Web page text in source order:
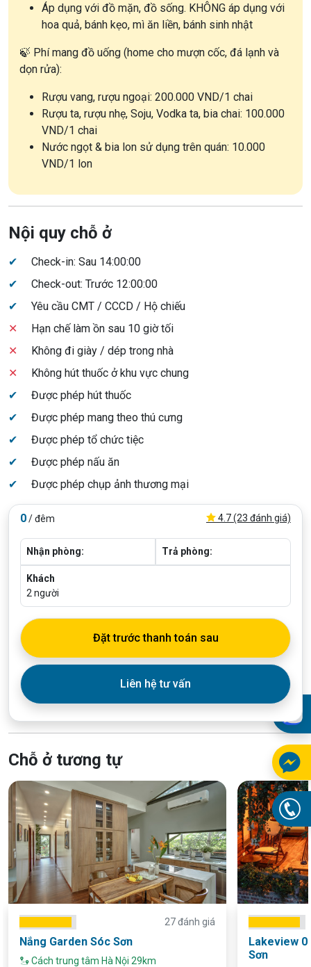
Áp dụng với đồ mặn, đồ sống. KHÔNG áp dụng với
hoa quả, bánh kẹo, mì ăn liền, bánh sinh nhật
🍃 Phí mang đồ uống (home cho mượn cốc, đá lạnh và
dọn rửa):
Rượu vang, rượu ngoại: 200.000 VND/1 chai
Rượu ta, rượu nhẹ, Soju, Vodka ta, bia chai: 100.000
VND/1 chai
Nước ngọt & bia lon sử dụng trên quán: 10.000
VND/1 lon
Nội quy chỗ ở
✔
Check-in: Sau 14:00:00
✔
Check-out: Trước 12:00:00
✔
Yêu cầu CMT / CCCD / Hộ chiếu
✕
Hạn chế làm ồn sau 10 giờ tối
✕
Không đi giày / dép trong nhà
✕
Không hút thuốc ở khu vực chung
✔
Được phép hút thuốc
✔
Được phép mang theo thú cưng
✔
Được phép tổ chức tiệc
✔
Được phép nấu ăn
✔
Được phép chụp ảnh thương mại
0/ đêm 4.7 (23 đánh giá)
Nhận phòng: Trả phòng:
Khách
2 người
Đặt trước thanh toán sau
Liên hệ tư vấn
Chỗ ở tương tự
27 đánh giá
Nắng Garden Sóc Sơn
Cách trung tâm Hà Nội 29km
Lakeview
Sơn